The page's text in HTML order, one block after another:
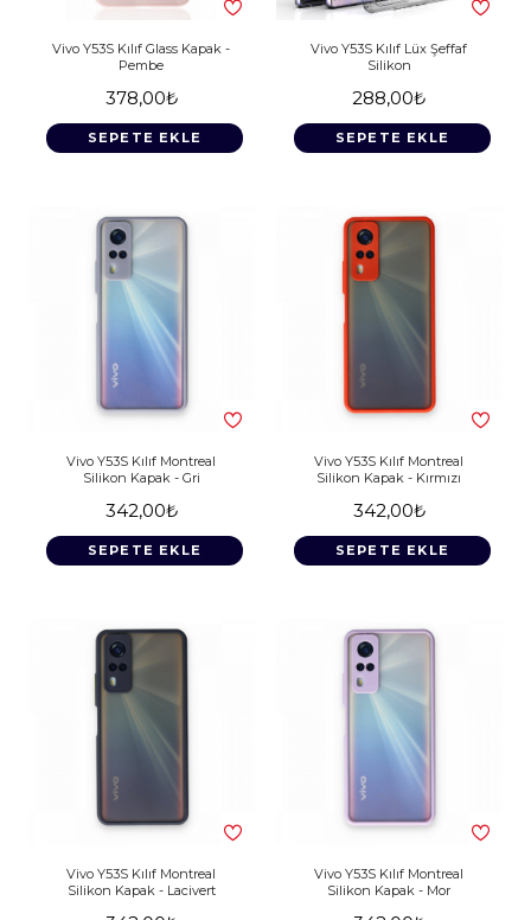
Vivo Y53S Kılıf Glass Kapak -
Pembe
378,00₺
SEPETE EKLE
Vivo Y53S Kılıf Lüx Şeffaf
Silikon
288,00₺
SEPETE EKLE
Vivo Y53S Kılıf Montreal
Silikon Kapak - Gri
342,00₺
SEPETE EKLE
Vivo Y53S Kılıf Montreal
Silikon Kapak - Kırmızı
342,00₺
SEPETE EKLE
Vivo Y53S Kılıf Montreal
Silikon Kapak - Lacivert
Vivo Y53S Kılıf Montreal
Silikon Kapak - Mor